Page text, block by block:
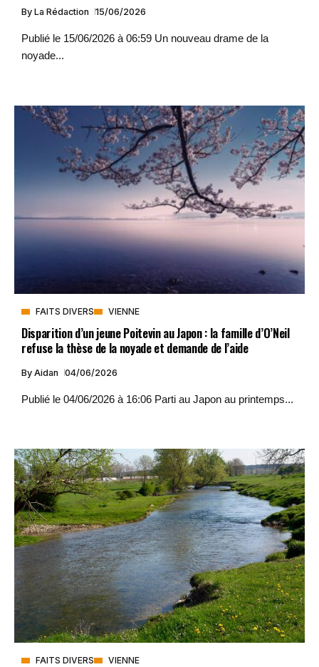
By La Rédaction 15/06/2026
Publié le 15/06/2026 à 06:59 Un nouveau drame de la
noyade...
FAITS DIVERS VIENNE
Disparition d’un jeune Poitevin au Japon : la famille d’O’Neil
refuse la thèse de la noyade et demande de l’aide
By Aidan 04/06/2026
Publié le 04/06/2026 à 16:06 Parti au Japon au printemps...
FAITS DIVERS VIENNE